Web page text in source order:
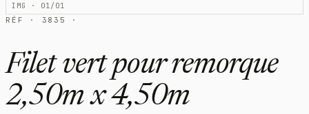
IMG · 01/01
RÉF · 3835 ·
Filet vert pour remorque
2,50m x 4,50m